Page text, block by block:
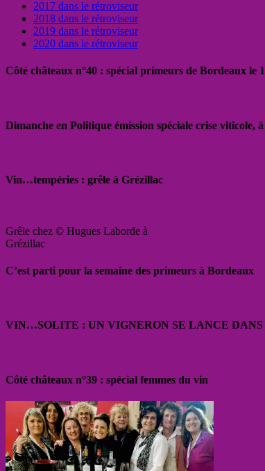
2017 dans le rétroviseur
2018 dans le rétroviseur
2019 dans le rétroviseur
2020 dans le rétroviseur
Côté châteaux n°40 : spécial primeurs de Bordeaux le
Dimanche en Politique émission spéciale crise viticole,
Vin…tempéries : grêle à Grézillac
Grêle chez © Hugues Laborde à
Grézillac
C’est parti pour la semaine des primeurs à Bordeaux
VIN…SOLITE : UN VIGNERON SE LANCE DANS
Côté châteaux n°39 : spécial femmes du vin